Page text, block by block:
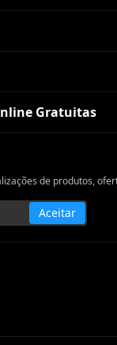
Gratuitas
de produtos,
Aceitar